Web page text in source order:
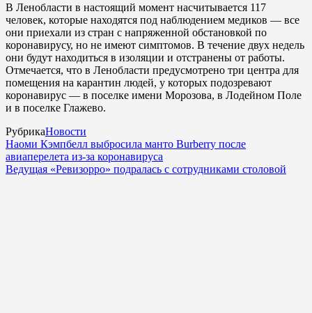
В Ленобласти в настоящий момент насчитывается 117
человек, которые находятся под наблюдением медиков — все
они приехали из стран с напряженной обстановкой по
коронавирусу, но не имеют симптомов. В течение двух недель
они будут находиться в изоляции и отстранены от работы.
Отмечается, что в Ленобласти предусмотрено три центра для
помещения на карантин людей, у которых подозревают
коронавирус — в поселке имени Морозова, в Лодейном Поле
и в поселке Глажево.
РубрикаНовости
Наоми Кэмпбелл выбросила манто Burberry после
авиаперелета из-за коронавируса
Ведущая «Ревизорро» подралась с сотрудниками столовой